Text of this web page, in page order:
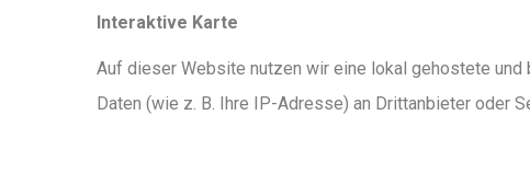
Interaktive Karte
Auf dieser Website nutzen wir eine lokal gehostete
Daten (wie z. B. Ihre IP-Adresse) an Drittanbieter oder